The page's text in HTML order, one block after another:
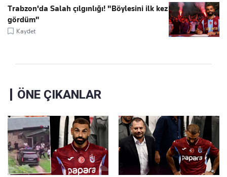
Trabzon'da Salah çılgınlığı! "Böylesini ilk kez
gördüm"
Kaydet
ÖNE ÇIKANLAR